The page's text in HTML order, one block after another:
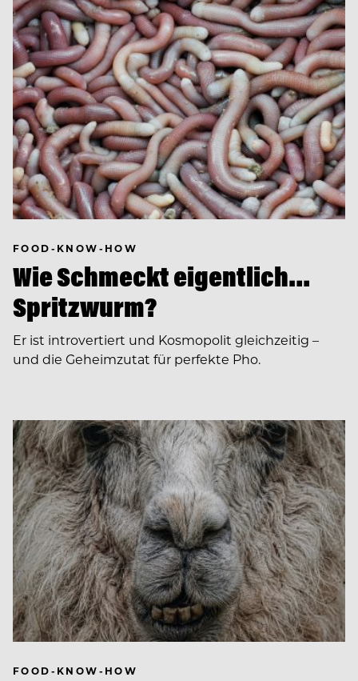
FOOD-KNOW-HOW
Wie Schmeckt eigentlich…
Spritzwurm?
Er ist introvertiert und Kosmopolit gleichzeitig –
und die Geheimzutat für perfekte Pho.
FOOD-KNOW-HOW